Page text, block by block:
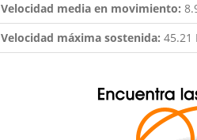
Velocidad media en movimiento:
Velocidad máxima sostenida: 45.21